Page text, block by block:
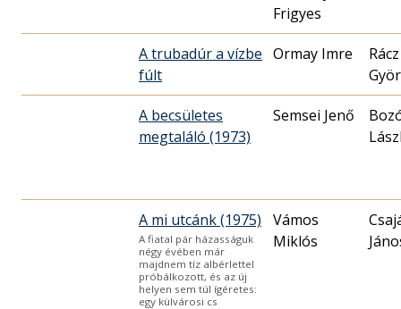
Frigyes
A trubadúr a vízbe
fúlt
Ormay Imre
Rácz
A becsületes
megtaláló (1973)
Semsei Jenő
A mi utcánk (1975)
A fiatal pár házasságuk
négy évében már
majdnem tíz albérlettel
próbálkozott, és az új
helyen sem túl ígéretes:
egy külvárosi cs
Vámos
Miklós